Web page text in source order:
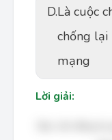
D.Là cuộc
chống lại
mạng
Lời giải: